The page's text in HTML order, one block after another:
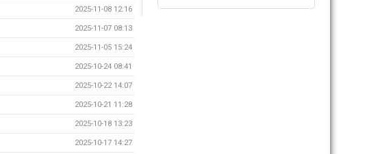
2025-11-08 12:16
2025-11-07 08:13
2025-11-05 15:24
2025-10-24 08:41
2025-10-22 14:07
2025-10-21 11:28
2025-10-18 13:23
2025-10-17 14:27